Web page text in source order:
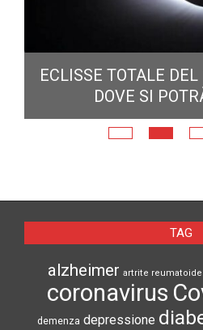
ECLISSE TOTALE
DOVE SI
TAG
alzheimer artrite reumatoide
coronavirus
demenza depressione